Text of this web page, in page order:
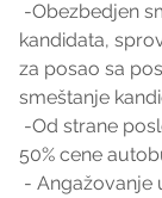
kandidata,
za posao sa
smeštanje
50% cene